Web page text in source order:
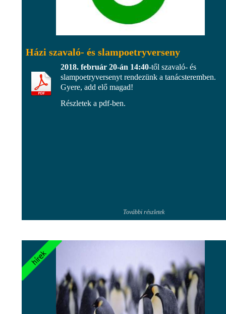
Házi szavaló- és slampoetryverseny
2018. február 20-án 14:40-től szavaló- és
slampoetryversenyt rendezünk a tanácsteremben.
Gyere, add elő magad!
Részletek a pdf-ben.
További részletek